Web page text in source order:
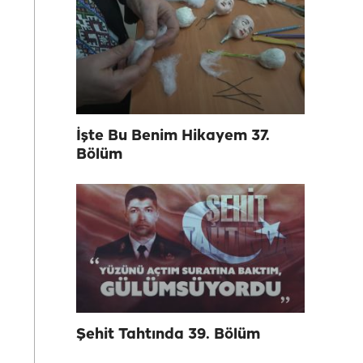
İşte Bu Benim Hikayem 37.
Bölüm
Şehit Tahtında 39. Bölüm